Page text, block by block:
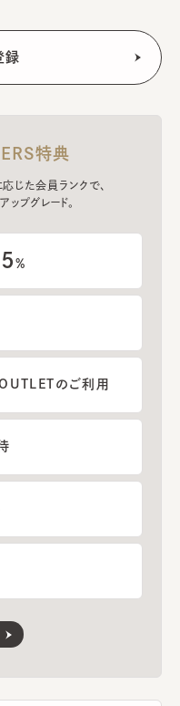
特典
じた会員ランクで、
プグレード。
5%
のご利用